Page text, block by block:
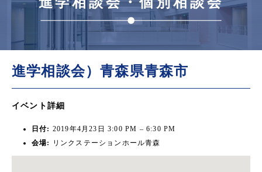
進学相談会）青森県青森市
イベント詳細
日付: 2019年4月23日 3:00 PM –6:30 PM
会場:
リンクステーションホール青森